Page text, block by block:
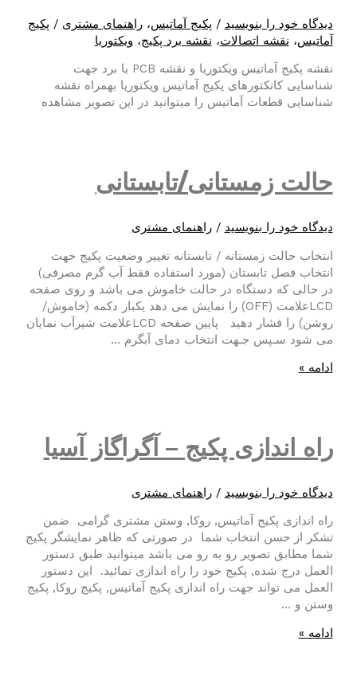
دیدگاه‌ خود را بنویسید / پکیج آماتیس،راهنمای مشتری / پکیج
آماتیس، نقشه اتصالات، نقشه برد پکیج، ویکتوریا
نقشه پکیج آماتیس ویکتوریا و نقشه PCB یا برد جهت
شناسایی کانکتورهای پکیج آماتیس ویکتوریا بهمراه نقشه
شناسایی قطعات آماتیس را میتوانید در این تصویر مشاهده
حالت زمستانی/تابستانی
دیدگاه‌ خود را بنویسید /راهنمای مشتری
انتخاب حالت زمستانه / تابستانه تغییر وضعیت پکیج جهت
انتخاب فصل تابستان (مورد استفاده فقط آب گرم مصرفی)
در حالی که دستگاه در حالت خاموش می باشد و روی صفحه
LCDعلامت (OFF) را نمایش می دهد یکبار دکمه (خاموش/
روشن) را فشار دهید پایین صفحه LCDعلامت شیرآب نمایان
می شود سـپس جـهت انتخاب دمای آبگرم …
حالت
ادامه »
راه اندازی پکیج – آگراگاز آسیا
دیدگاه‌ خود را بنویسید /راهنمای مشتری
راه اندازی پکیج آماتیس, روکا, وستن مشتری گرامی ضمن
تشکر از حسن انتخاب شما در صورتی که ظاهر نمایشگر پکیج
شما مطابق تصویر رو به رو می باشد میتوانید طبق دستور
العمل درج شده, پکیج خود را راه اندازی نمائید. این دستور
العمل می تواند جهت راه اندازی پکیج آماتیس, پکیج روکا, پکیج
وستن و …
راه
ادامه »